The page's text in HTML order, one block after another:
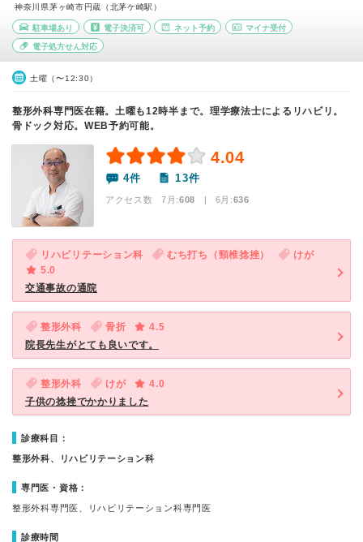
神奈川県茅ヶ崎市円蔵（北茅ケ崎駅）
駐車場あり 電子決済可 ネット予約 マイナ受付
電子処方せん対応
土曜（〜12:30）
整形外科専門医在籍。土曜も12時半まで。理学療法士によるリハビリ。
骨ドック対応。WEB予約可能。
4.04
4件 13件
アクセス数 7月:608 | 6月:636
リハビリテーション科 むち打ち（頸椎捻挫）
けが
5.0
交通事故の通院
整形外科 骨折
4.5
院長先生がとても良いです。
整形外科 けが
4.0
子供の捻挫でかかりました
診療科目：
整形外科、リハビリテーション科
専門医・資格：
整形外科専門医、リハビリテーション科専門医
診療時間